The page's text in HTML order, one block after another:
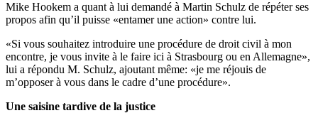
Mike Hookem a quant à lui demandé à Martin Schulz de répéter ses
propos afin qu’il puisse «entamer une action» contre lui.
«Si vous souhaitez introduire une procédure de droit civil à mon
encontre, je vous invite à le faire ici à Strasbourg ou en Allemagne»,
lui a répondu M. Schulz, ajoutant même: «je me réjouis de
m’opposer à vous dans le cadre d’une procédure».
Une saisine tardive de la justice